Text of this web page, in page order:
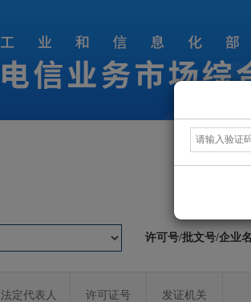
许可号/批文号/企业
法定代表人 许可证号 发证机关